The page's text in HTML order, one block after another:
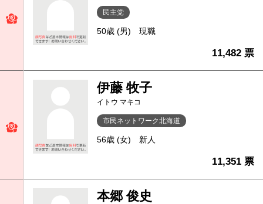
民主党
50歳 (男) 現職
11,482 票
伊藤 牧子
イトウ マキコ
市民ネットワーク北海道
56歳 (女) 新人
11,351 票
本郷 俊史